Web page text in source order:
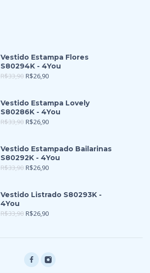
Vestido Estampa Flores
S80294K - 4You
R$33,90 R$26,90
Vestido Estampa Lovely
S80286K - 4You
R$33,90 R$26,90
Vestido Estampado Bailarinas
S80292K - 4You
R$33,90 R$26,90
Vestido Listrado S80293K -
4You
R$33,90 R$26,90